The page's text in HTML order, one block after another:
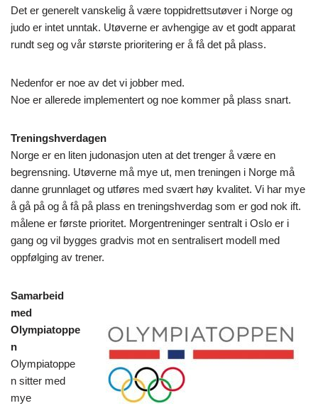
Det er generelt vanskelig å være toppidrettsutøver i Norge og
judo er intet unntak. Utøverne er avhengige av et godt apparat
rundt seg og vår største prioritering er å få det på plass.
Nedenfor er noe av det vi jobber med.
Noe er allerede implementert og noe kommer på plass snart.
Treningshverdagen
Norge er en liten judonasjon uten at det trenger å være en
begrensning. Utøverne må mye ut, men treningen i Norge må
danne grunnlaget og utføres med svært høy kvalitet. Vi har mye
å gå på og å få på plass en treningshverdag som er god nok ift.
målene er første prioritet. Morgentreninger sentralt i Oslo er i
gang og vil bygges gradvis mot en sentralisert modell med
oppfølging av trener.
Samarbeid
med
Olympiatoppe
n
Olympiatoppe
n sitter med
mye